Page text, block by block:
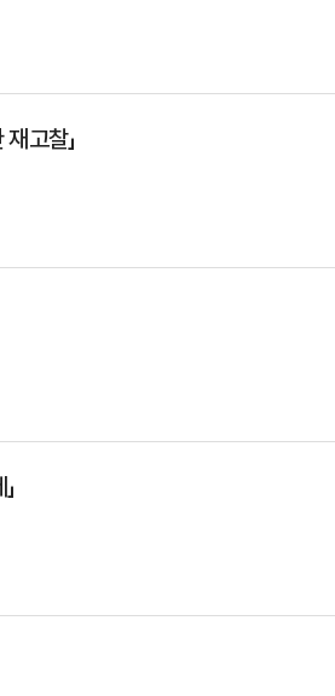
직원을 위한 금융소비자보호교육
고찰」